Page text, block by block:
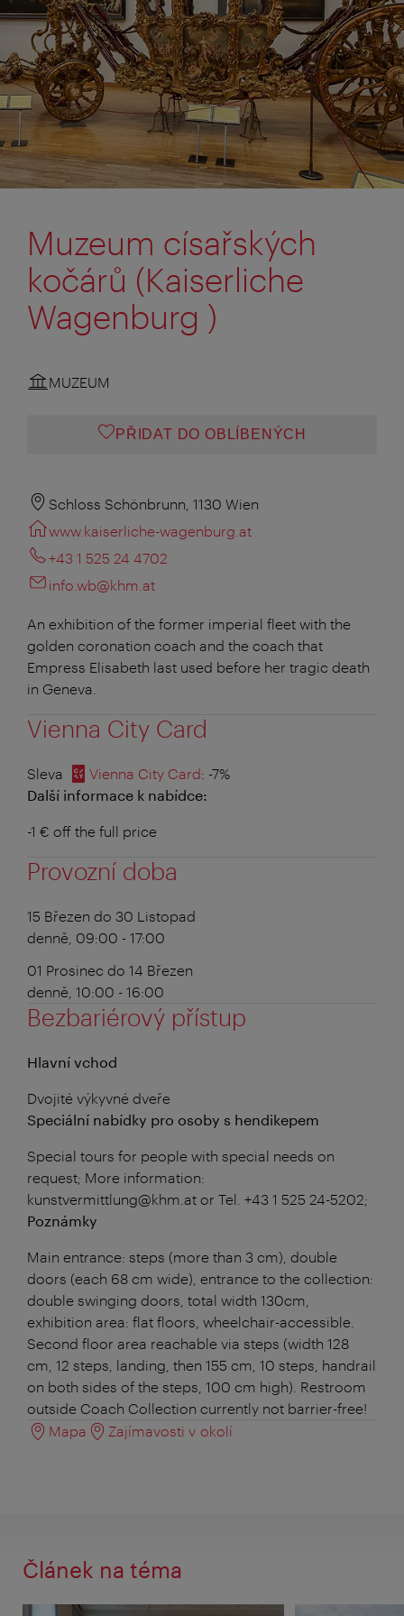
Muzeum císařských
kočárů (Kaiserliche
Wagenburg )
MUZEUM
PŘIDAT DO OBLÍBENÝCH
Schloss Schönbrunn, 1130 Wien
www.kaiserliche-wagenburg.at
+43 1 525 24 4702
info.wb@khm.at
An exhibition of the former imperial fleet with the
golden coronation coach and the coach that
Empress Elisabeth last used before her tragic death
in Geneva.
Vienna City Card
Sleva Vienna City Card: -7%
Další informace k nabídce:
-1 € off the full price
Provozní doba
15 Březen do 30 Listopad
denně, 09:00 - 17:00
01 Prosinec do 14 Březen
denně, 10:00 - 16:00
Bezbariérový přístup
Hlavní vchod
Dvojité výkyvné dveře
Speciální nabídky pro osoby s hendikepem
Special tours for people with special needs on
request; More information:
kunstvermittlung@khm.at or Tel. +43 1 525 24-5202;
Poznámky
Main entrance: steps (more than 3 cm), double
doors (each 68 cm wide), entrance to the collection:
double swinging doors, total width 130cm,
exhibition area: flat floors, wheelchair-accessible.
Second floor area reachable via steps (width 128
cm, 12 steps, landing, then 155 cm, 10 steps, handrail
on both sides of the steps, 100 cm high). Restroom
outside Coach Collection currently not barrier-free!
Mapa
Zajímavosti v okolí
Článek na téma